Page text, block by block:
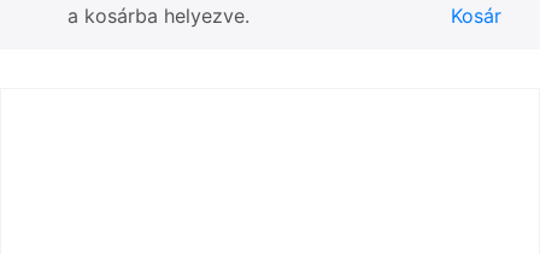
RÓLUNK ÍRTÁK
a kosárba helyezve.
Kosár